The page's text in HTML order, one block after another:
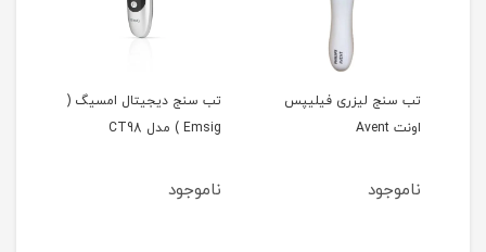
تب سنج لیزری فیلیپس
اونت Avent
ناموجود
تب سنج دیجیتال امسیگ (
Emsig ) مدل CT98
ناموجود